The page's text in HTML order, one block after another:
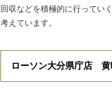
回収などを積極的に行ってい
考えています。
ローソン大分県庁店 黄